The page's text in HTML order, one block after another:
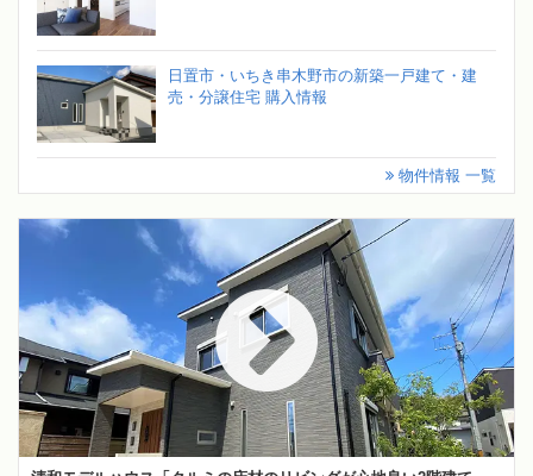
日置市・いちき串木野市の新築一戸建て・建
売・分譲住宅 購入情報
物件情報 一覧